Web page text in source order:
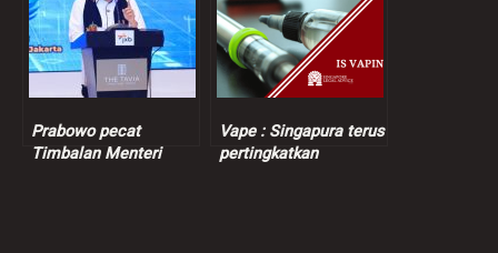
Prabowo pecat
Timbalan Menteri
Vape : Singapura terus
pertingkatkan